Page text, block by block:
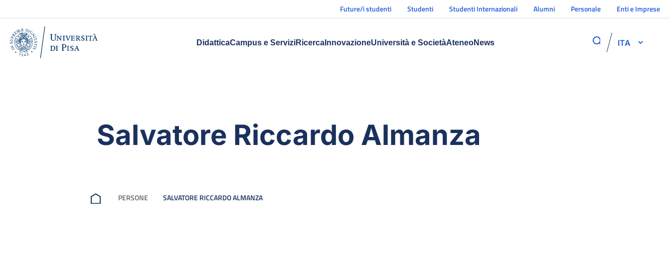
Future/i studenti Studenti Studenti Internazionali Alumni Personale Enti e Imprese
DidatticaCampus e ServiziRicercaInnovazioneUniversità e SocietàAteneoNews ITA
Salvatore Riccardo Almanza
PERSONE SALVATORE RICCARDO ALMANZA